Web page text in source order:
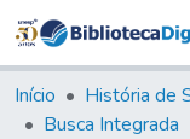
Início História de
Busca Integrada